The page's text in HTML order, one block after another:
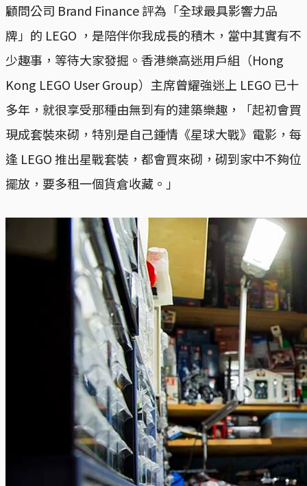
顧問公司 Brand Finance 評為「全球最具影響力品
牌」的 LEGO ，是陪伴你我成長的積木，當中其實有不
少趣事，等待大家發掘。香港樂高迷用戶組（Hong
Kong LEGO User Group）主席曾耀強迷上 LEGO 已十
多年，就很享受那種由無到有的建築樂趣，「起初會買
現成套裝來砌，特別是自己鍾情《星球大戰》電影，每
逢 LEGO 推出星戰套裝，都會買來砌，砌到家中不夠位
擺放，要多租一個貨倉收藏。」